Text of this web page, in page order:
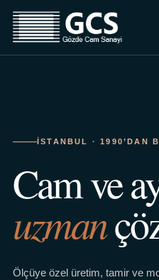
İSTANBUL · 1990’DAN
Cam ve
uzman
Ölçüye özel üretim, tamir ve